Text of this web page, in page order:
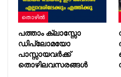
തൊഴിൽ
പത്താം ക്ലാസ്സോ
ഡിപ്ലോമയോ
പാസ്സായവർക്ക്
തൊഴിലവസരങ്ങൾ